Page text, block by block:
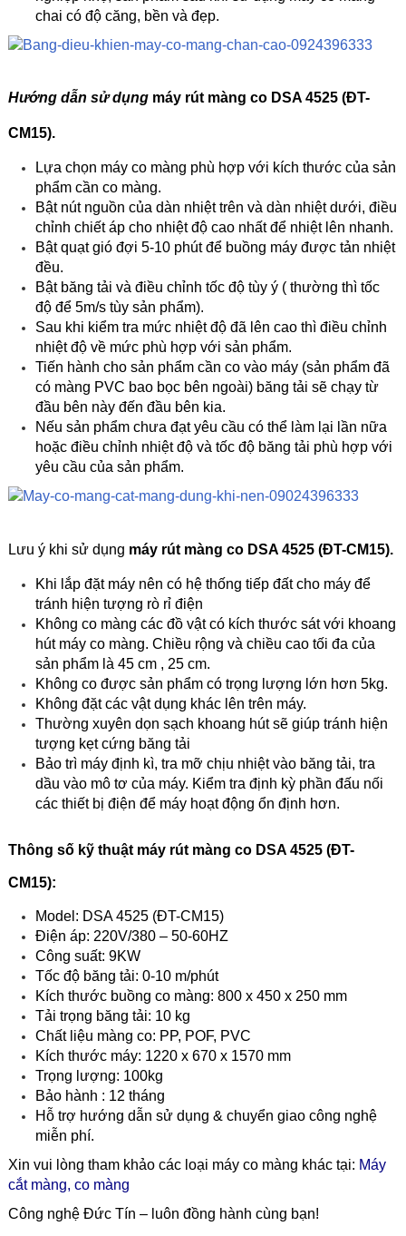
chai có độ căng, bền và đẹp.
Hướng dẫn sử dụng máy rút màng co DSA 4525 (ĐT-
CM15).
Lựa chọn máy co màng phù hợp với kích thước của sản
phẩm cần co màng.
Bật nút nguồn của dàn nhiệt trên và dàn nhiệt dưới, điều
chỉnh chiết áp cho nhiệt độ cao nhất để nhiệt lên nhanh.
Bật quạt gió đợi 5-10 phút để buồng máy được tản nhiệt
đều.
Bật băng tải và điều chỉnh tốc độ tùy ý ( thường thì tốc
độ để 5m/s tùy sản phẩm).
Sau khi kiểm tra mức nhiệt độ đã lên cao thì điều chỉnh
nhiệt độ về mức phù hợp với sản phẩm.
Tiến hành cho sản phẩm cần co vào máy (sản phẩm đã
có màng PVC bao bọc bên ngoài) băng tải sẽ chạy từ
đầu bên này đến đầu bên kia.
Nếu sản phẩm chưa đạt yêu cầu có thể làm lại lần nữa
hoặc điều chỉnh nhiệt độ và tốc độ băng tải phù hợp với
yêu cầu của sản phẩm.
Lưu ý khi sử dụng máy rút màng co DSA 4525 (ĐT-CM15).
Khi lắp đặt máy nên có hệ thống tiếp đất cho máy để
tránh hiện tượng rò rỉ điện
Không co màng các đồ vật có kích thước sát với khoang
hút máy co màng. Chiều rộng và chiều cao tối đa của
sản phẩm là 45 cm , 25 cm.
Không co được sản phẩm có trọng lượng lớn hơn 5kg.
Không đặt các vật dụng khác lên trên máy.
Thường xuyên dọn sạch khoang hút sẽ giúp tránh hiện
tượng kẹt cứng băng tải
Bảo trì máy định kì, tra mỡ chịu nhiệt vào băng tải, tra
dầu vào mô tơ của máy. Kiểm tra định kỳ phần đấu nối
các thiết bị điện để máy hoạt động ổn định hơn.
Thông số kỹ thuật máy rút màng co DSA 4525 (ĐT-
CM15):
Model: DSA 4525 (ĐT-CM15)
Điện áp: 220V/380 – 50-60HZ
Công suất: 9KW
Tốc độ băng tải: 0-10 m/phút
Kích thước buồng co màng: 800 x 450 x 250 mm
Tải trọng băng tải: 10 kg
Chất liệu màng co: PP, POF, PVC
Kích thước máy: 1220 x 670 x 1570 mm
Trọng lượng: 100kg
Bảo hành : 12 tháng
Hỗ trợ hướng dẫn sử dụng & chuyển giao công nghệ
miễn phí.
Xin vui lòng tham khảo các loại máy co màng khác tại: Máy
cắt màng, co màng
Công nghệ Đức Tín – luôn đồng hành cùng bạn!